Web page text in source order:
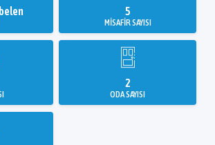
5
MISAFIR SAYISI
2
ODA SAYISI